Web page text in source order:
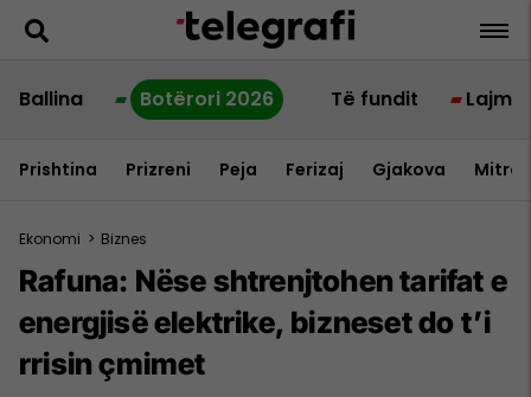
Ballina Botërori 2026 Të fundit Lajme
Prishtina Prizreni Peja Ferizaj Gjakova
Ekonomi > Biznes
Rafuna: Nëse shtrenjtohen tarifat e
energjisë elektrike, bizneset do t’i
rrisin çmimet